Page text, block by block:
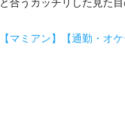
【マミアン】【通勤・